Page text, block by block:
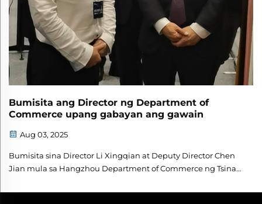
Bumisita ang Director ng Department of
Commerce upang gabayan ang gawain
Aug 03, 2025
Bumisita sina Director Li Xingqian at Deputy Director Chen
Jian mula sa Hangzhou Department of Commerce ng Tsina